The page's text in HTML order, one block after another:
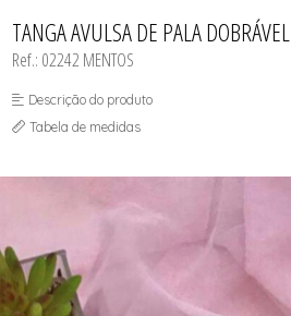
CONJUNTO
CONJUNTO BIQUÍNI
MAIÔ
ROBE
TOP
TANGA AVULSA DE PALA DOBRÁVEL
Ref.: 02242 MENTOS
Descrição do produto
Tabela de medidas